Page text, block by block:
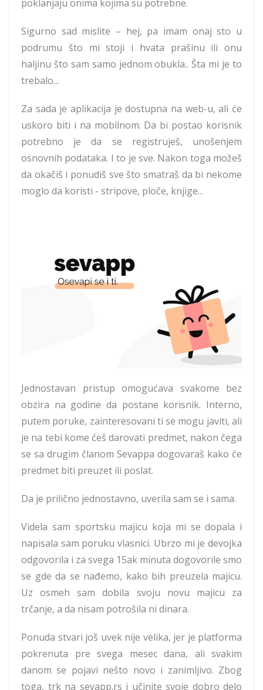
poklanjaju onima kojima su potrebne.
Sigurno sad mislite – hej, pa imam onaj sto u
podrumu što mi stoji i hvata prašinu ili onu
haljinu što sam samo jednom obukla.. Šta mi je to
trebalo...
Za sada je aplikacija je dostupna na web-u, ali će
uskoro biti i na mobilnom. Da bi postao korisnik
potrebno je da se registruješ, unošenjem
osnovnih podataka. I to je sve. Nakon toga možeš
da okačiš i ponudiš sve što smatraš da bi nekome
moglo da koristi - stripove, ploče, knjige...
Jednostavan pristup omogućava svakome bez
obzira na godine da postane korisnik. Interno,
putem poruke, zainteresovani ti se mogu javiti, ali
je na tebi kome ćeš darovati predmet, nakon čega
se sa drugim članom Sevappa dogovaraš kako će
predmet biti preuzet ili poslat.
Da je prilično jednostavno, uverila sam se i sama.
Videla sam sportsku majicu koja mi se dopala i
napisala sam poruku vlasnici. Ubrzo mi je devojka
odgovorila i za svega 15ak minuta dogovorile smo
se gde da se nađemo, kako bih preuzela majicu.
Uz osmeh sam dobila svoju novu majicu za
trčanje, a da nisam potrošila ni dinara.
Ponuda stvari još uvek nije velika, jer je platforma
pokrenuta pre svega mesec dana, ali svakim
danom se pojavi nešto novo i zanimljivo. Zbog
toga, trk na sevapp.rs i učinite svoje dobro delo